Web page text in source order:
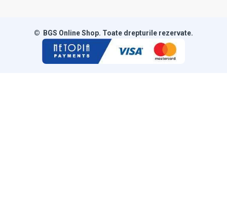
© BGS Online Shop. Toate drepturile rezervate.